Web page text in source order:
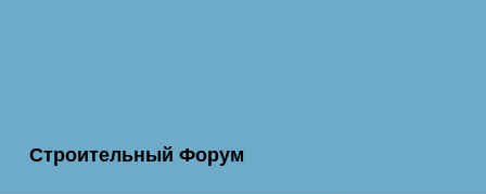
Строительный Форум